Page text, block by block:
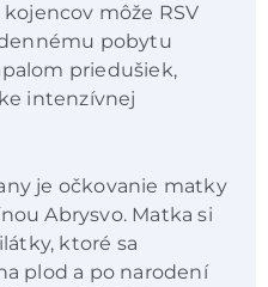
môže RSV
pobytu
priedušiek,
intenzívnej
je očkovanie matky
Abrysvo. Matka si
ktoré sa
plod a po narodení